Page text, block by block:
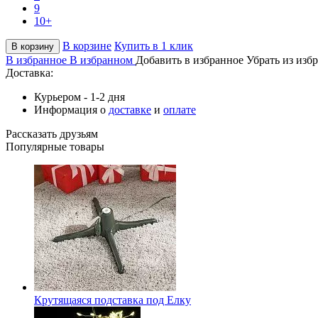
9
10+
В корзину В корзине Купить в 1 клик
В избранное В избранном Добавить в избранное Убрать из
Доставка:
Курьером - 1-2 дня
Информация о доставке и оплате
Рассказать друзьям
Популярные товары
Крутящаяся подставка под Елку